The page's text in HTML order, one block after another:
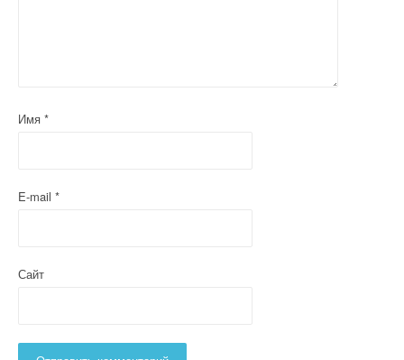
Имя *
E-mail *
Сайт